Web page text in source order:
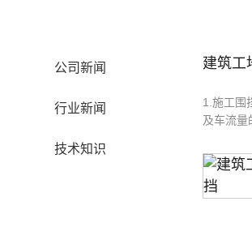
公司新闻
行业新闻
技术知识
建筑工
1.施工围
及车流